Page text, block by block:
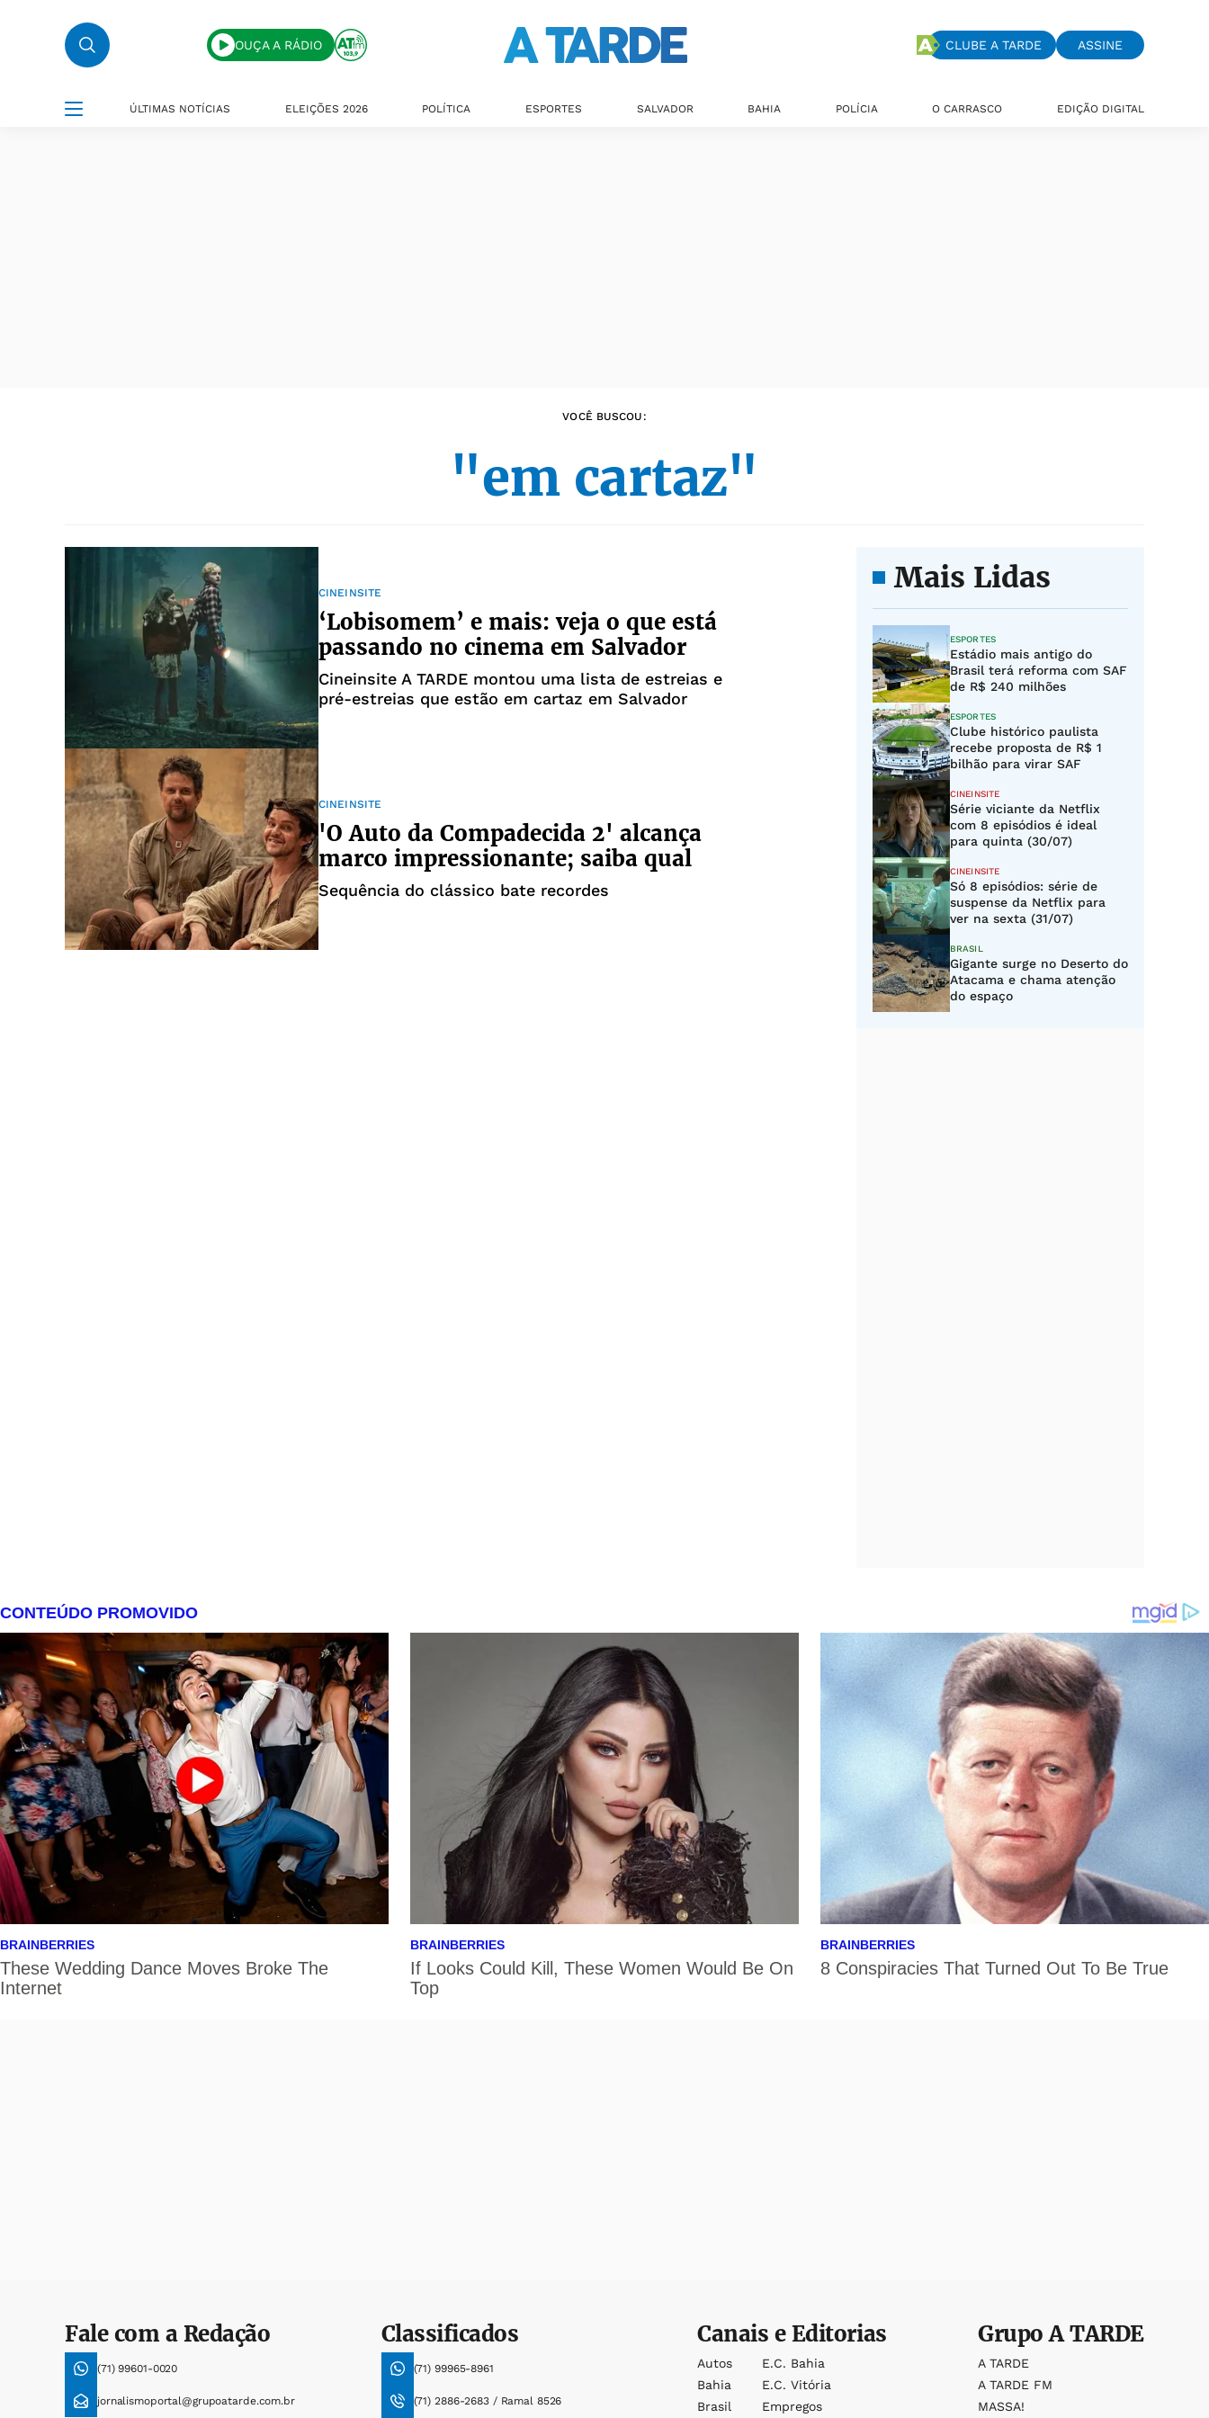
OUÇA A RÁDIO CLUBE A TARDE ASSINE
ÚLTIMAS NOTÍCIAS ELEIÇÕES 2026 POLÍTICA ESPORTES SALVADOR BAHIA POLÍCIA O CARRASCO EDIÇÃO DIGITAL
VOCÊ BUSCOU:
"em cartaz"
CINEINSITE
‘Lobisomem’ e mais: veja o que está
passando no cinema em Salvador
Cineinsite A TARDE montou uma lista de estreias e
pré-estreias que estão em cartaz em Salvador
CINEINSITE
'O Auto da Compadecida 2' alcança
marco impressionante; saiba qual
Sequência do clássico bate recordes
Mais Lidas
ESPORTES
Estádio mais antigo do
Brasil terá reforma com SAF
de R$ 240 milhões
ESPORTES
Clube histórico paulista
recebe proposta de R$ 1
bilhão para virar SAF
CINEINSITE
Série viciante da Netflix
com 8 episódios é ideal
para quinta (30/07)
CINEINSITE
Só 8 episódios: série de
suspense da Netflix para
ver na sexta (31/07)
BRASIL
Gigante surge no Deserto do
Atacama e chama atenção
do espaço
Fale com a Redação
(71) 99601-0020
jornalismoportal@grupoatarde.com.br
Classificados
(71) 99965-8961
(71) 2886-2683 / Ramal 8526
Canais e Editorias
Autos
Bahia
Brasil
E.c. Bahia
E.c. Vitória
Empregos
GrupoA TARDE
A TARDE
A TARDE FM
MASSA!